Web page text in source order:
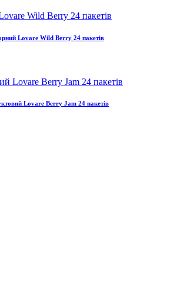
Lovare Wild Berry 24 пакетів
Lovare Berry Jam 24 пакетів